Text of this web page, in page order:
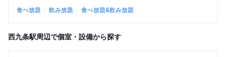
食べ放題
飲み放題 食べ放題&飲み放題
西九条駅周辺で個室・設備から探す